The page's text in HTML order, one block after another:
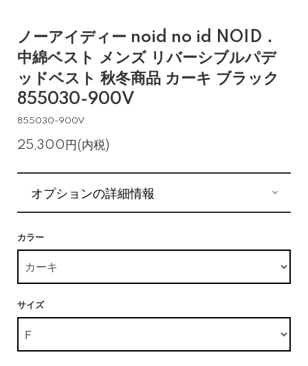
ノーアイディー noid no id NOID．
中綿ベスト メンズ リバーシブルパデ
ッドベスト 秋冬商品 カーキ ブラック
855030-900V
855030-900V
25,300円(内税)
オプションの詳細情報
カラー
サイズ